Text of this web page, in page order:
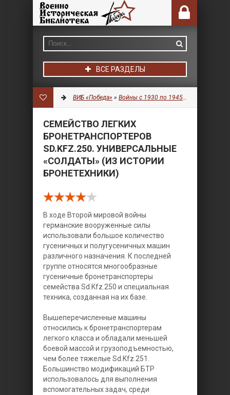
ВСЕ РАЗДЕЛЫ
ВИБ «Победа» » Войны с 1930 по 1945 гг.
СЕМЕЙСТВО ЛЕГКИХ
БРОНЕТРАНСПОРТЕРОВ
SD.KFZ.250. УНИВЕРСАЛЬНЫЕ
«СОЛДАТЫ» (ИЗ ИСТОРИИ
БРОНЕТЕХНИКИ)
В ходе Второй мировой войны
германские вооруженные силы
использовали большое количество
гусеничных и полугусеничных машин
различного назначения. К последней
группе относятся многообразные
гусеничные бронетранспортеры
семейства Sd.Kfz.250 и специальная
техника, созданная на их базе.
Вышеперечисленные машины
относились к бронетранспортерам
легкого класса и обладали меньшей
боевой массой и грузоподъемностью,
чем более тяжелые Sd.Kfz.251.
Большинство модификаций БТР
использовалось для выполнения
вспомогательных задач, среди